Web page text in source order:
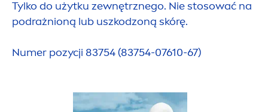
Tylko do użytku zewnętrznego. Nie stosować na
podrażnioną lub uszkodzoną skórę.
Numer pozycji 83754 (83754-07610-67)